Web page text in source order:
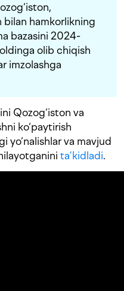
bilan hamkorlikning
bazasini 2024-
olib chiqish
imzolashga
Qozog‘iston va
ko‘paytirish
yo‘nalishlar va mavjud
ta’kidladi.